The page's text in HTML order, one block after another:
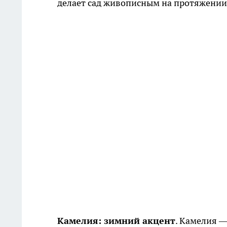
делает сад живописным на
Камелия: зимний акцент. Камелия —